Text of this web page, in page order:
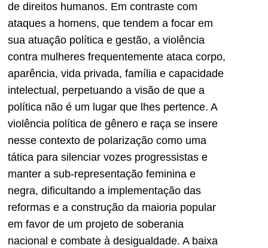
de direitos humanos. Em contraste com
ataques a homens, que tendem a focar em
sua atuação política e gestão, a violência
contra mulheres frequentemente ataca corpo,
aparência, vida privada, família e capacidade
intelectual, perpetuando a visão de que a
política não é um lugar que lhes pertence. A
violência política de gênero e raça se insere
nesse contexto de polarização como uma
tática para silenciar vozes progressistas e
manter a sub-representação feminina e
negra, dificultando a implementação das
reformas e a construção da maioria popular
em favor de um projeto de soberania
nacional e combate à desigualdade. A baixa